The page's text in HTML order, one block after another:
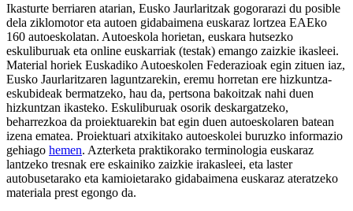
Ikasturte berriaren atarian, Eusko Jaurlaritzak gogorarazi du posible
dela ziklomotor eta autoen gidabaimena euskaraz lortzea EAEko
160 autoeskolatan. Autoeskola horietan, euskara hutsezko
eskuliburuak eta online euskarriak (testak) emango zaizkie ikasleei.
Material horiek Euskadiko Autoeskolen Federazioak egin zituen iaz,
Eusko Jaurlaritzaren laguntzarekin, eremu horretan ere hizkuntza-
eskubideak bermatzeko, hau da, pertsona bakoitzak nahi duen
hizkuntzan ikasteko. Eskuliburuak osorik deskargatzeko,
beharrezkoa da proiektuarekin bat egin duen autoeskolaren batean
izena ematea. Proiektuari atxikitako autoeskolei buruzko informazio
gehiago hemen. Azterketa praktikorako terminologia euskaraz
lantzeko tresnak ere eskainiko zaizkie irakasleei, eta laster
autobusetarako eta kamioietarako gidabaimena euskaraz ateratzeko
materiala prest egongo da.